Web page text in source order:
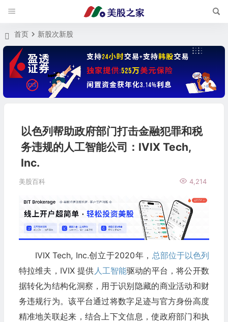
首页 新股次新股
以色列帮助政府部门打击金融犯罪和税
务违规的人工智能公司：IVIX Tech,
Inc.
美股百科 4,214
IVIX Tech, Inc.创立于2020年， 总部位于以色列
特拉维夫，IVIX 提供 人工智能驱动的平台，将公开数
据转化为结构化洞察，用于识别隐藏的商业活动和财
务违规行为。该平台通过将数字足迹与官方身份高度
精准地关联起来，结合上下文信息，使政府部门和执